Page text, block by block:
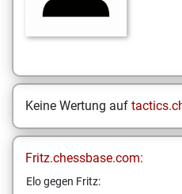
Keine Wertung auf
Fritz.chessbase.com:
Elo gegen Fritz: